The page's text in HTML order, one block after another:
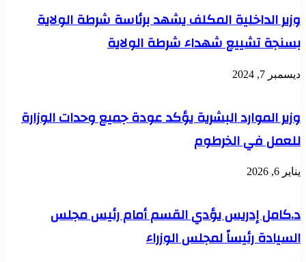
وزير الداخلية المكلف يشهد برئاسة شرطة الولاية
بسنجة تشييع شهداء شرطة الولاية
ديسمبر 7, 2024
وزير الموارد البشرية يؤكد عودة جميع وحدات الوزارة
للعمل في الخرطوم
يناير 6, 2026
د.كامل إدريس يؤدي القسم أمام رئيس مجلس
السيادة رئيساً لمجلس الوزراء